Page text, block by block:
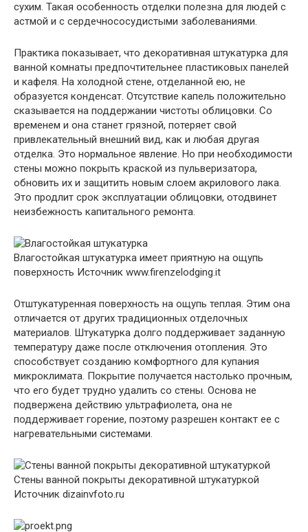
сухим. Такая особенность отделки полезна для людей с
астмой и с сердечнососудистыми заболеваниями.
Практика показывает, что декоративная штукатурка для
ванной комнаты предпочтительнее пластиковых панелей
и кафеля. На холодной стене, отделанной ею, не
образуется конденсат. Отсутствие капель положительно
сказывается на поддержании чистоты облицовки. Со
временем и она станет грязной, потеряет свой
привлекательный внешний вид, как и любая другая
отделка. Это нормальное явление. Но при необходимости
стены можно покрыть краской из пульверизатора,
обновить их и защитить новым слоем акрилового лака.
Это продлит срок эксплуатации облицовки, отодвинет
неизбежность капитального ремонта.
Влагостойкая штукатурка имеет приятную на ощупь
поверхность Источник www.firenzelodging.it
Отштукатуренная поверхность на ощупь теплая. Этим она
отличается от других традиционных отделочных
материалов. Штукатурка долго поддерживает заданную
температуру даже после отключения отопления. Это
способствует созданию комфортного для купания
микроклимата. Покрытие получается настолько прочным,
что его будет трудно удалить со стены. Основа не
подвержена действию ультрафиолета, она не
поддерживает горение, поэтому разрешен контакт ее с
нагревательными системами.
Стены ванной покрыты декоративной штукатуркой
Источник dizainvfoto.ru